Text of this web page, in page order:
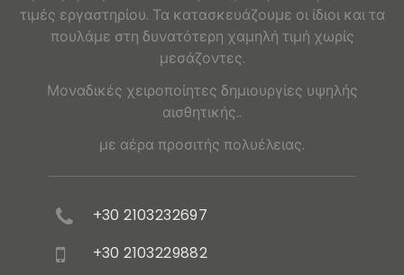
τιμές εργαστηρίου. Τα κατασκευάζουμε οι ίδιοι και τα
πουλάμε στη δυνατότερη χαμηλή τιμή χωρίς
μεσάζοντες.
Μοναδικές χειροποίητες δημιουργίες υψηλής
αισθητικής..
με αέρα προσιτής πολυέλειας.
+30 2103232697
+30 2103229882